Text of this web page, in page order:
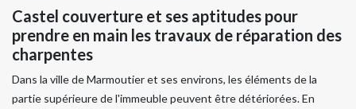
Castel couverture et ses aptitudes pour
prendre en main les travaux de réparation des
charpentes
Dans la ville de Marmoutier et ses environs, les éléments de la
partie supérieure de l'immeuble peuvent être détériorées. En